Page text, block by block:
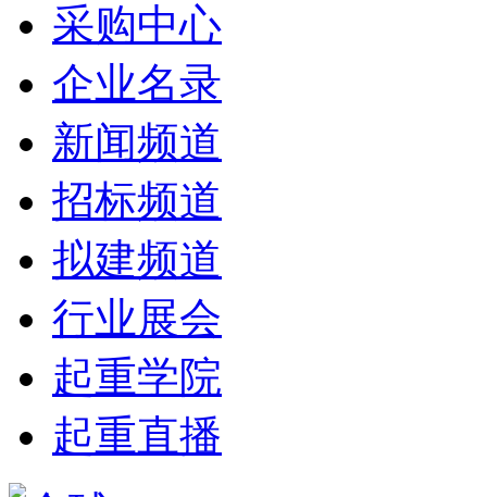
采购中心
企业名录
新闻频道
招标频道
拟建频道
行业展会
起重学院
起重直播